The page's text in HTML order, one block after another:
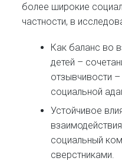
более широкие
частности, в
Как баланс во
детей –
отзывчивости
социальной
Устойчивое
социальный
сверстниками.